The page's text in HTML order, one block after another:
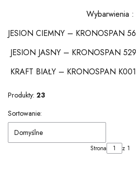
Wybarwienia :
JESION CIEMNY – KRONOSPAN
JESION JASNY – KRONOSPAN
KRAFT BIAŁY – KRONOSPAN K001
Produkty: 23
Lista produktów
Sortowanie:
Domyślne
Strona z 1